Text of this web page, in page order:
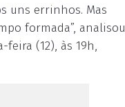
uns errinhos. Mas
formada”, analisou
feira (12), às 19h,